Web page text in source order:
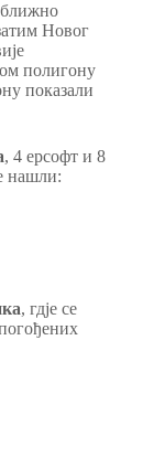
Новог
полигону
показали
, 4 ерсофт и 8
нашли:
, гдје се